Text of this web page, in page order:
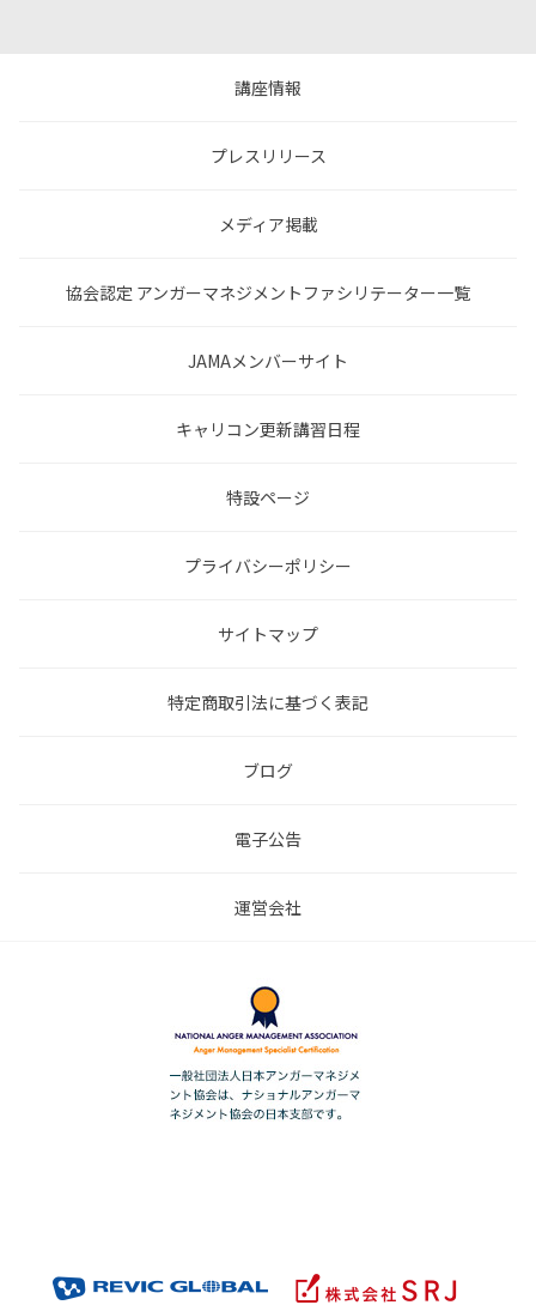
講座情報
プレスリリース
メディア掲載
協会認定 アンガーマネジメントファシリテーター一覧
JAMAメンバーサイト
キャリコン更新講習日程
特設ページ
プライバシーポリシー
サイトマップ
特定商取引法に基づく表記
ブログ
電子公告
運営会社